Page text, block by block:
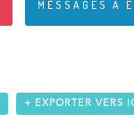
MESSAGES À
+ EXPORTER VERS